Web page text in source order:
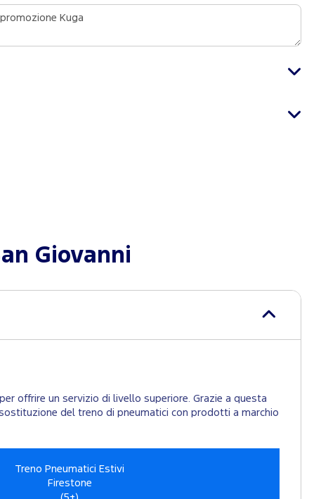
Giovanni
offrire un servizio di livello superiore. Grazie a questa
del treno di pneumatici con prodotti a marchio
Treno Pneumatici Estivi
Firestone